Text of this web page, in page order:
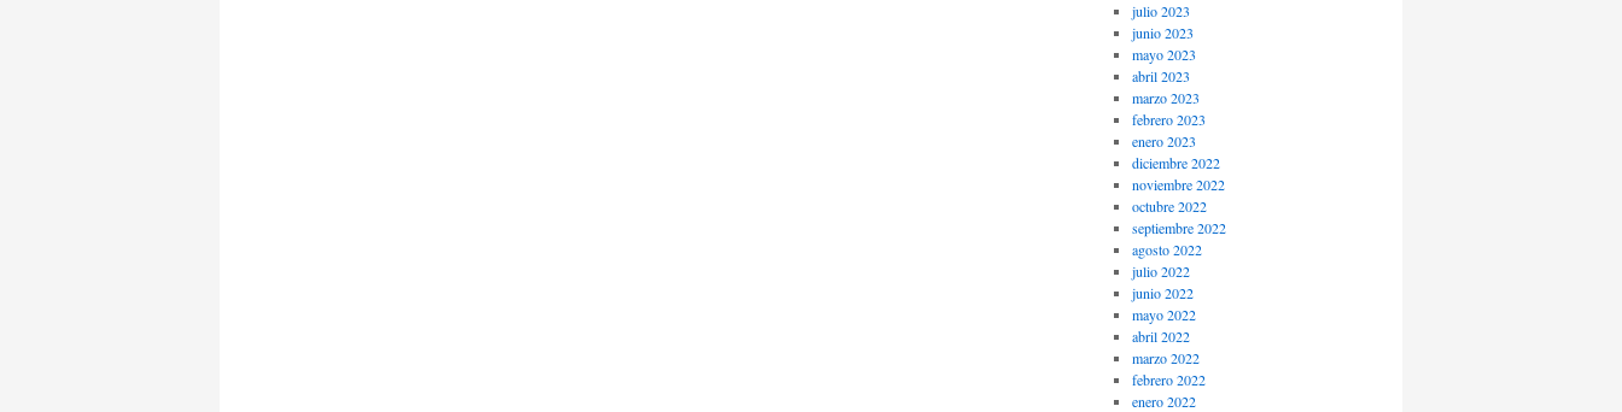
julio 2023
junio 2023
mayo 2023
abril 2023
marzo 2023
febrero 2023
enero 2023
diciembre 2022
noviembre 2022
octubre 2022
septiembre 2022
agosto 2022
julio 2022
junio 2022
mayo 2022
abril 2022
marzo 2022
febrero 2022
enero 2022